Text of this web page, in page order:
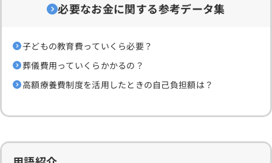
必要なお金に関する参考データ集
子どもの教育費っていくら必要？
葬儀費用っていくらかかるの？
高額療養費制度を活用したときの自己負担額は？